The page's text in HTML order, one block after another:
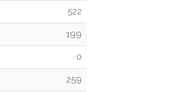
522
199
0
259